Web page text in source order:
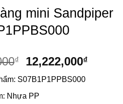
mini Sandpiper
₫
Giá
là:
13,580,000₫.
12,222,000₫Giá
S07B1P1PPBS000
Nhựa PP